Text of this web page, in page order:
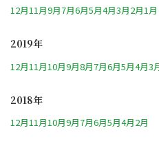
12月11月9月7月6月5月4月3月2月1月
2019年
12月11月10月9月8月7月6月5月4月3
2018年
12月11月10月9月7月6月5月4月2月